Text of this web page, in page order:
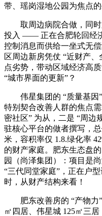
带、瑶岗湿地公园为焦点的
取周边病院合做，同时
投入 —— 正在合肥轮回经
控制消息而供给一坐式无
区周边新房凭仗 “近财产
点劣势，带动区域经济高
“城市界面的更新”？
伟星集团的 “质量基因”
特别契合改善人群的焦点
密社区” 为从，二是 “周边
驻核心平台的做者撰写，
米，容积率仅 1.8.绿化率
的财产家庭。肥东生态盘
园（尚泽集团）：项目是
“三代同堂家庭”，正在户
时，从财产结构来看！
肥东改善房的 “产物力
㎡四居、伟星城 125㎡三